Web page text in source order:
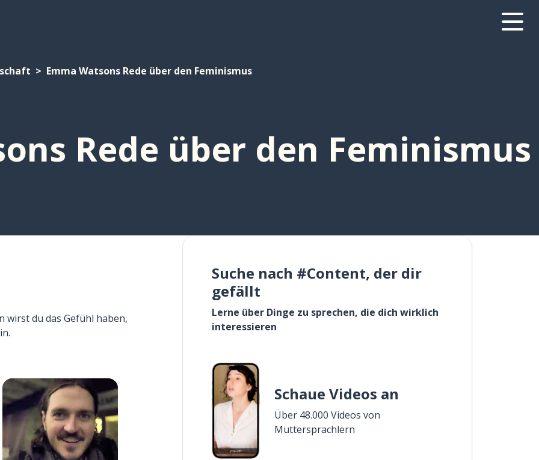
Emma Watsons Rede über den Feminismus
Rede über den Feminismus
wirst du das Gefühl haben,
Suche nach #Content, der dir
gefällt
Lerne über Dinge zu sprechen, die dich wirklich
interessieren
Schaue Videos an
Über 48.000 Videos von
Muttersprachlern